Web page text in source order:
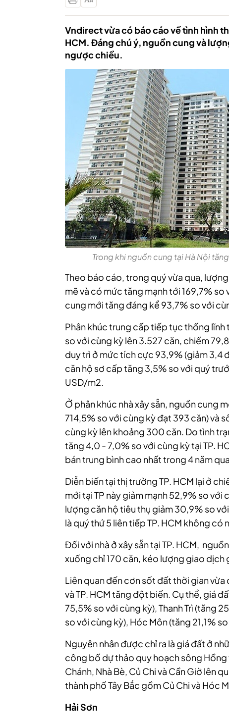
Vndirect vừa có báo cáo về tình hình
HCM. Đáng chú ý, nguồn cung và
ngược chiều.
Trong khi nguồn cung tại Hà Nội
Theo báo cáo, trong quý vừa qua,
mẽ và có mức tăng mạnh tới 169,7%
cung mới tăng đáng kể 93,7% so với
Phân khúc trung cấp tiếp tục thống
so với cùng kỳ lên 3.527 căn, chiếm
duy trì ở mức tích cực 93,9% (giảm 3,4
căn hộ sơ cấp tăng 3,5% so với quý
USD/m2.
Ở phân khúc nhà xây sẵn, nguồn cung
714,5% so với cùng kỳ đạt 393 căn) và
cùng kỳ lên khoảng 300 căn. Do tình
tăng 4,0 - 7,0% so với cùng kỳ tại TP.
bán trung bình cao nhất trong 4 năm
Diễn biến tại thị trường TP. HCM lại ở
mới tại TP này giảm mạnh 52,9% so
lượng căn hộ tiêu thụ giảm 30,9% so
là quý thứ 5 liên tiếp TP. HCM không
Đối với nhà ở xây sẵn tạiTP. HCM,
xuống chỉ 170 căn, kéo lượng giao dịch
Liên quan đến cơn sốt đất thời gian
và TP. HCM tăng đột biến. Cụ thể, giá
75,5% so với cùng kỳ), Thanh Trì (tăng
so với cùng kỳ), Hóc Môn (tăng 21,1%
Nguyên nhân được chỉ ra là giá đất ở
công bố dự thảo quy hoạch sông Hồng
Chánh, Nhà Bè, Củ Chi và Cần Giờ lên
thành phố Tây Bắc gồm Củ Chi và Hóc
Hải Sơn